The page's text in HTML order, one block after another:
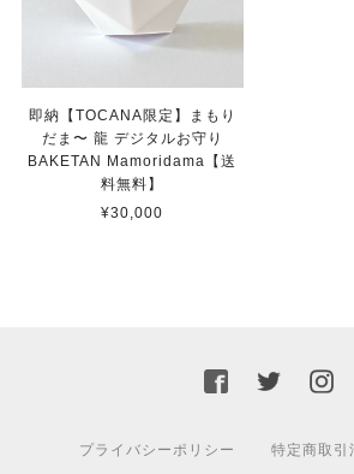
即納【TOCANA限定】まもり
だま〜 龍 デジタルお守り
BAKETAN Mamoridama【送
料無料】
¥30,000
プライバシーポリシー 特定商取引